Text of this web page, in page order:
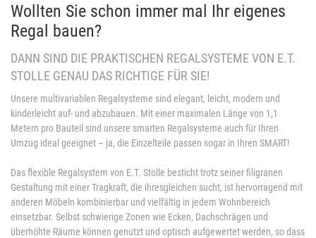
Wollten Sie schon immer mal Ihr eigenes
Regal bauen?
DANN SIND DIE PRAKTISCHEN REGALSYSTEME VON E.T.
STOLLE GENAU DAS RICHTIGE FÜR SIE!
Unsere multivariablen Regalsysteme sind elegant, leicht, modern und
kinderleicht auf- und abzubauen. Mit einer maximalen Länge von 1,1
Metern pro Bauteil sind unsere smarten Regalsysteme auch für Ihren
Umzug ideal geeignet – ja, die Einzelteile passen sogar in Ihren SMART!
Das flexible Regalsystem von E.T. Stolle besticht trotz seiner filigranen
Gestaltung mit einer Tragkraft, die ihresgleichen sucht, ist hervorragend mit
anderen Möbeln kombinierbar und vielfältig in jedem Wohnbereich
einsetzbar. Selbst schwierige Zonen wie Ecken, Dachschrägen und
überhöhte Räume können genutzt und optisch aufgewertet werden, so dass